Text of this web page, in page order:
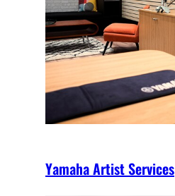
Yamaha Artist Services